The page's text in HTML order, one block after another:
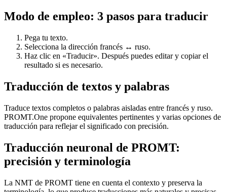
Modo de empleo: 3 pasos para traducir
Pega tu texto.
Selecciona la dirección francés ↔ ruso.
Haz clic en «Traducir». Después puedes editar y copiar el
resultado si es necesario.
Traducción de textos y palabras
Traduce textos completos o palabras aisladas entre francés y ruso.
PROMT.One propone equivalentes pertinentes y varias opciones de
traducción para reflejar el significado con precisión.
Traducción neuronal de PROMT:
precisión y terminología
La NMT de PROMT tiene en cuenta el contexto y preserva la